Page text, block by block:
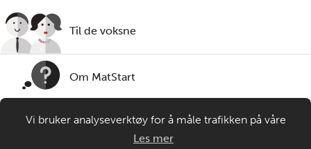
Til de voksne
Om MatStart
Kontakt oss
Vi bruker analyseverktøy for å måle trafikken på våre
nettsider. Informasjonskapsler plasseres i din nettleser og
Les mer